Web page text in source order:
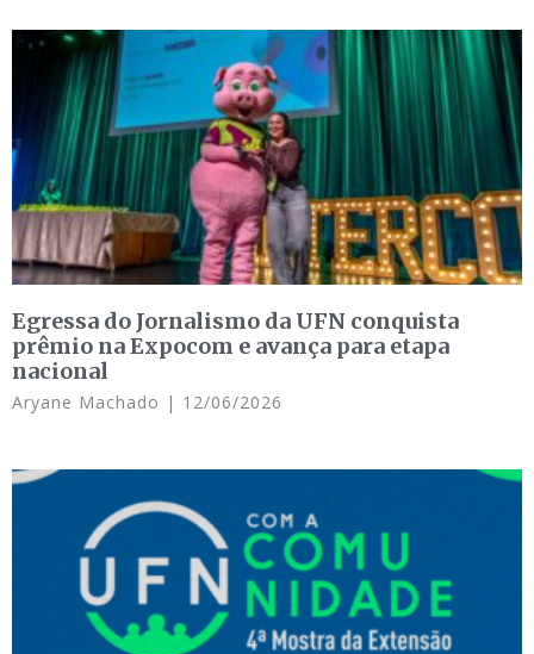
Egressa do Jornalismo da UFN conquista
prêmio na Expocom e avança para etapa
nacional
Aryane Machado 12/06/2026